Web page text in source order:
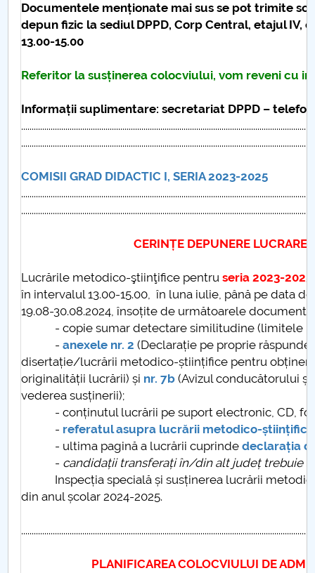
Documentele menționate mai sus se pot trimite
depun fizic la sediul DPPD, Corp Central, etajul IV,
13.00-15.00
Referitor la susținerea colocviului, vom reveni cu
Informații suplimentare: secretariat DPPD – telefon
COMISII GRAD DIDACTIC I, SERIA 2023-2025
CERINȚE DEPUNERE
Lucrările metodico-ştiinţifice pentruseria 2023-2025
în intervalul 13.00-15.00, în luna iulie, până pe data
19.08-30.08.2024, însoțite de următoarele
- copie sumar detectare similitudine (limitele
-anexele nr. 2 (Declarație pe proprie
disertație/lucrării metodico-științifice pentru
originalității lucrării) și nr. 7b (Avizul conducătorului
vederea susținerii);
- conținutul lucrării pe suport electronic, CD,
- referatul asupra lucrării metodico-științifice
- ultima pagină a lucrării cuprindedeclarația
- candidații transferați în/din alt județ trebuie
Inspecția specială și susținerea lucrării
din anul școlar 2024-2025.
PLANIFICAREA COLOCVIULUI DE